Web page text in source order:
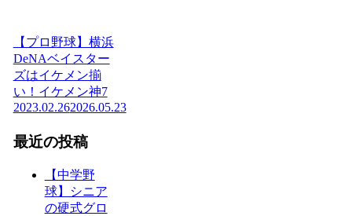
【プロ野球】横浜
DeNAベイスター
ズはイケメン揃
い！イケメン神7
2023.02.262026.05.23
最近の投稿
【中学野
球】シニア
の硬式グロ